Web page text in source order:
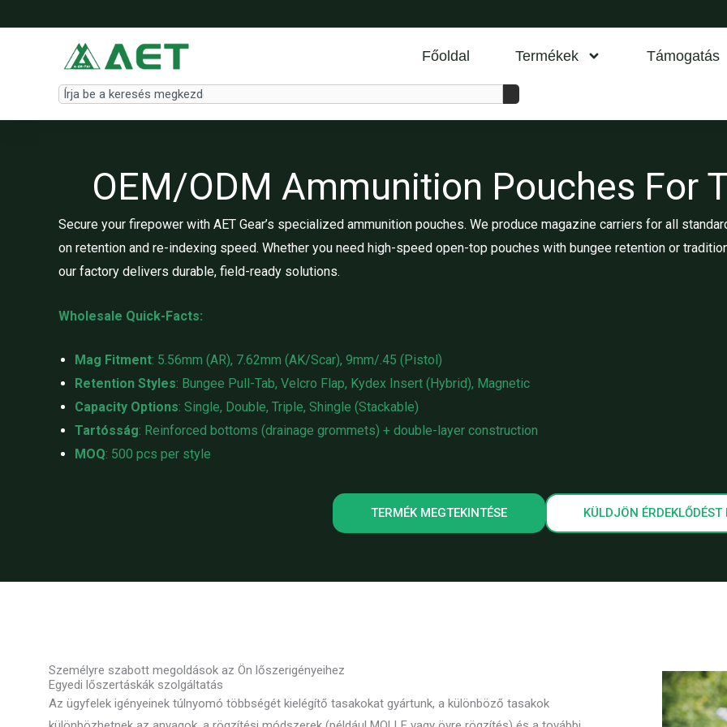
to
Főoldal Termékek Támogatás
Search
OEM/ODM Ammunition Pouches For
Secure your firepower with AET Gear’s specialized ammunition pouches. We produce magazine carriers for all
on retention and re-indexing speed. Whether you need high-speed open-top pouches with bungee retention or
our factory delivers durable, field-ready solutions.
Wholesale Quick-Facts:
Mag Fitment: 5.56mm (AR), 7.62mm (AK/Scar), 9mm/.45 (Pistol)
Retention Styles: Bungee Pull-Tab, Velcro Flap, Kydex Insert (Hybrid), Magnetic
Capacity Options: Single, Double, Triple, Shingle (Stackable)
Tartósság: Reinforced bottoms (drainage grommets) + double-layer construction
MOQ: 500 pcs per style
TERMÉK MEGTEKINTÉSE KÜLDJÖN ÉRDEKLŐDÉST
Személyre szabott megoldások az Ön lőszerigényeihez
Egyedi lőszertáskák szolgáltatás
Az ügyfelek igényeinek túlnyomó többségét kielégítő tasakokat gyártunk, a különböző tasakok